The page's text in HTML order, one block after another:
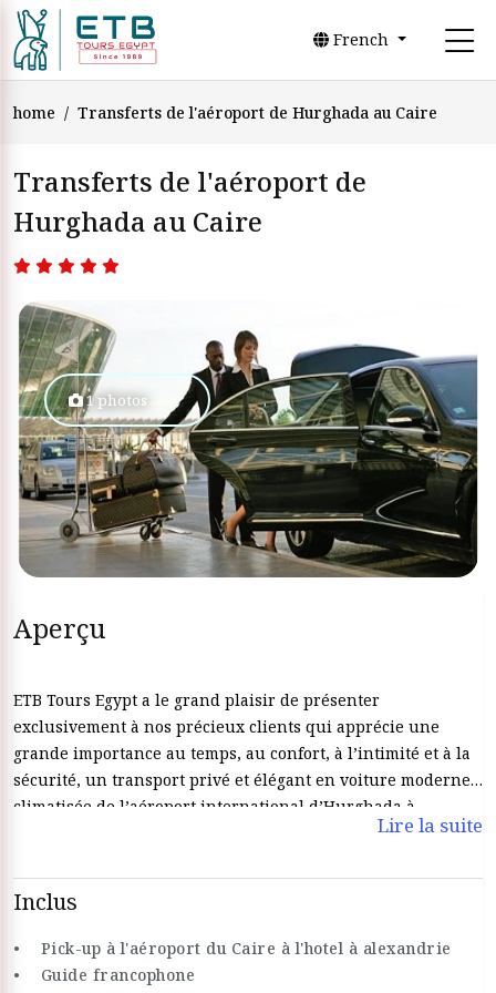
French
home Transferts de l'aéroport de Hurghada au Caire
Transferts de l'aéroport de
Hurghada au Caire
1 photos
Aperçu
ETB Tours Egypt a le grand plaisir de présenter
exclusivement à nos précieux clients qui apprécie une
grande importance au temps, au confort, à l’intimité et à la
sécurité, un transport privé et élégant en voiture moderne
climatisée de l’aéroport international d’Hurghada à
destination du Caire. Nos chauffeurs professionnels vous
conduira ensuite à votre hôtel au Caire. Nos chauffeur
professionnels licenciés vous conduiront en toute sécurité.
Ne vous inquiétez pas de la route, Réservez avec ETB Tours
Egypt un transfert privé en toute sécurité depuis l'aéroport
Lire la suite
Inclus
• Pick-up à l'aéroport du Caire à l'hotel à alexandrie
• Guide francophone